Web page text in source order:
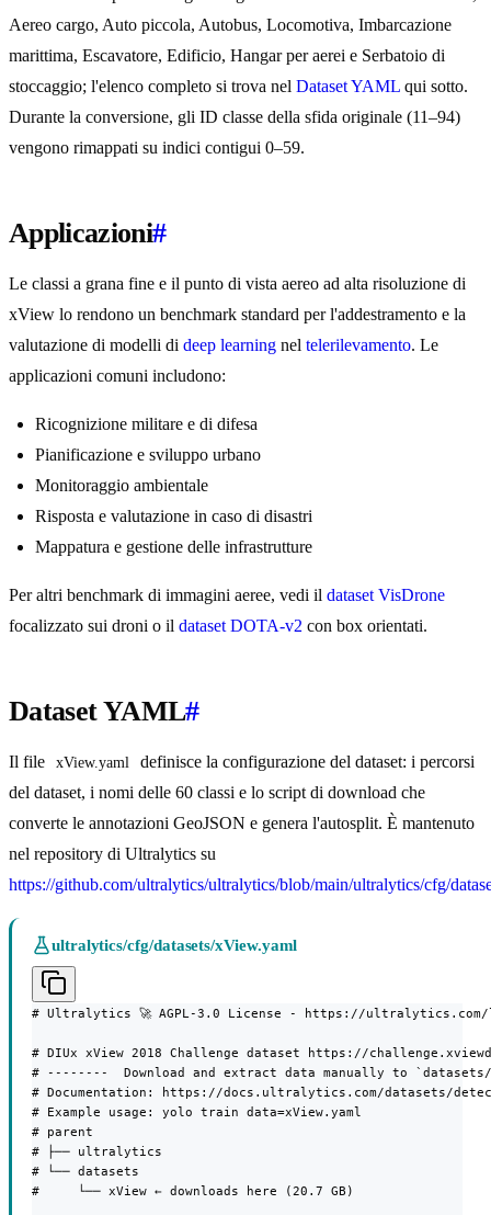
Aereo cargo, Auto piccola, Autobus, Locomotiva, Imbarcazione
marittima, Escavatore, Edificio, Hangar per aerei e Serbatoio di
stoccaggio; l'elenco completo si trova nel Dataset YAML qui sotto.
Durante la conversione, gli ID classe della sfida originale (11–94)
vengono rimappati su indici contigui 0–59.
Applicazioni#
Le classi a grana fine e il punto di vista aereo ad alta risoluzione di
xView lo rendono un benchmark standard per l'addestramento e la
valutazione di modelli di deep learning nel telerilevamento. Le
applicazioni comuni includono:
Ricognizione militare e di difesa
Pianificazione e sviluppo urbano
Monitoraggio ambientale
Risposta e valutazione in caso di disastri
Mappatura e gestione delle infrastrutture
Per altri benchmark di immagini aeree, vedi il dataset VisDrone
focalizzato sui droni o il dataset DOTA-v2 con box orientati.
Dataset YAML#
Il file xView.yaml
definisce la configurazione del dataset: i percorsi
del dataset, i nomi delle 60 classi e lo script di download che
converte le annotazioni GeoJSON e genera l'autosplit. È mantenuto
nel repository di Ultralytics su
https://github.com/ultralytics/ultralytics/blob/main/ultralytics/cfg/
ultralytics/cfg/datasets/xView.yaml
# Ultralytics 🚀 AGPL-3.0 License - https://ultralytics.com/
# DIUx xView 2018 Challenge dataset https://
# --------  Download and extract data manually to
# Documentation: https://docs.ultralytics.com/datasets/
# Example usage: yolo train data=xView.yaml
# parent
# ├── ultralytics
# └── datasets
#     └── xView ← downloads here (20.7 GB)